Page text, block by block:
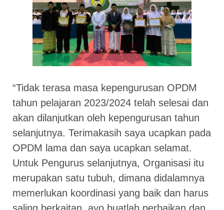
“Tidak terasa masa kepengurusan OPDM
tahun pelajaran 2023/2024 telah selesai dan
akan dilanjutkan oleh kepengurusan tahun
selanjutnya. Terimakasih saya ucapkan pada
OPDM lama dan saya ucapkan selamat.
Untuk Pengurus selanjutnya, Organisasi itu
merupakan satu tubuh, dimana didalamnya
memerlukan koordinasi yang baik dan harus